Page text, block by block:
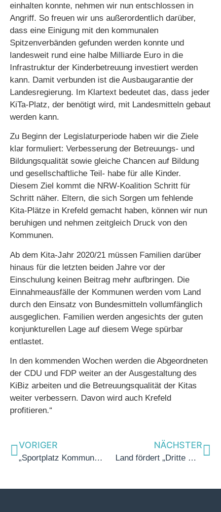
einhalten konnte, nehmen wir nun entschlossen in
Angriff. So freuen wir uns außerordentlich darüber,
dass eine Einigung mit den kommunalen
Spitzenverbänden gefunden werden konnte und
landesweit rund eine halbe Milliarde Euro in die
Infrastruktur der Kinderbetreuung investiert werden
kann. Damit verbunden ist die Ausbaugarantie der
Landesregierung. Im Klartext bedeutet das, dass jeder
KiTa-Platz, der benötigt wird, mit Landesmitteln gebaut
werden kann.
Zu Beginn der Legislaturperiode haben wir die Ziele
klar formuliert: Verbesserung der Betreuungs- und
Bildungsqualität sowie gleiche Chancen auf Bildung
und gesellschaftliche Teil- habe für alle Kinder.
Diesem Ziel kommt die NRW-Koalition Schritt für
Schritt näher. Eltern, die sich Sorgen um fehlende
Kita-Plätze in Krefeld gemacht haben, können wir nun
beruhigen und nehmen zeitgleich Druck von den
Kommunen.
Ab dem Kita-Jahr 2020/21 müssen Familien darüber
hinaus für die letzten beiden Jahre vor der
Einschulung keinen Beitrag mehr aufbringen. Die
Einnahmeausfälle der Kommunen werden vom Land
durch den Einsatz von Bundesmitteln vollumfänglich
ausgeglichen. Familien werden angesichts der guten
konjunkturellen Lage auf diesem Wege spürbar
entlastet.
In den kommenden Wochen werden die Abgeordneten
der CDU und FDP weiter an der Ausgestaltung des
KiBiz arbeiten und die Betreuungsqualität der Kitas
weiter verbessern. Davon wird auch Krefeld
profitieren.“
VORIGER
„Sportplatz Kommune“ geht an den Start
NÄCHSTER
Land fördert „Dritte Orte“ im ländlichen Raum mit 750.000 Euro – auch Tönisvorst kann sich bewerben